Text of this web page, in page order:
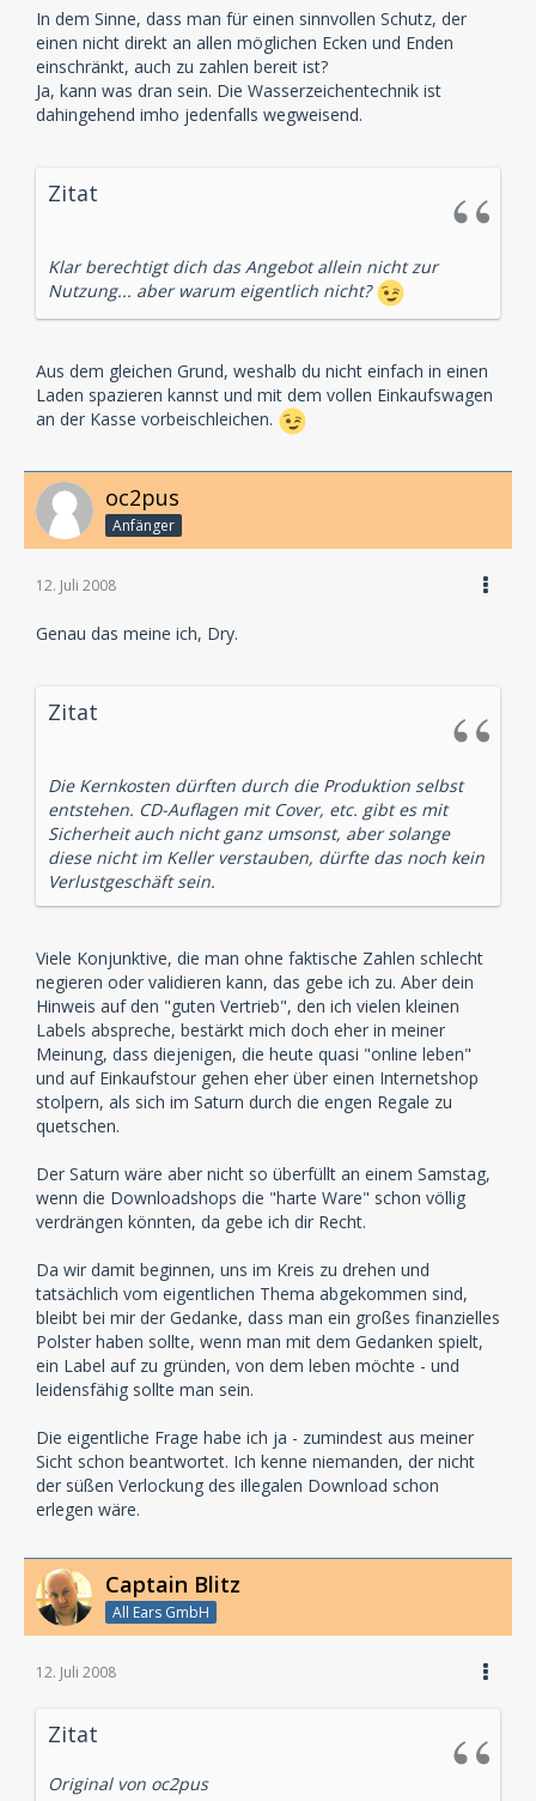
In dem Sinne, dass man für einen sinnvollen Schutz, der
einen nicht direkt an allen möglichen Ecken und Enden
einschränkt, auch zu zahlen bereit ist?
Ja, kann was dran sein. Die Wasserzeichentechnik ist
dahingehend imho jedenfalls wegweisend.
Zitat
Klar berechtigt dich das Angebot allein nicht zur
Nutzung... aber warum eigentlich nicht?
Aus dem gleichen Grund, weshalb du nicht einfach in einen
Laden spazieren kannst und mit dem vollen Einkaufswagen
an der Kasse vorbeischleichen.
oc2pus
Anfänger
12. Juli 2008
Genau das meine ich, Dry.
Zitat
Die Kernkosten dürften durch die Produktion selbst
entstehen. CD-Auflagen mit Cover, etc. gibt es mit
Sicherheit auch nicht ganz umsonst, aber solange
diese nicht im Keller verstauben, dürfte das noch kein
Verlustgeschäft sein.
Viele Konjunktive, die man ohne faktische Zahlen schlecht
negieren oder validieren kann, das gebe ich zu. Aber dein
Hinweis auf den "guten Vertrieb", den ich vielen kleinen
Labels abspreche, bestärkt mich doch eher in meiner
Meinung, dass diejenigen, die heute quasi "online leben"
und auf Einkaufstour gehen eher über einen Internetshop
stolpern, als sich im Saturn durch die engen Regale zu
quetschen.
Der Saturn wäre aber nicht so überfüllt an einem Samstag,
wenn die Downloadshops die "harte Ware" schon völlig
verdrängen könnten, da gebe ich dir Recht.
Da wir damit beginnen, uns im Kreis zu drehen und
tatsächlich vom eigentlichen Thema abgekommen sind,
bleibt bei mir der Gedanke, dass man ein großes finanzielles
Polster haben sollte, wenn man mit dem Gedanken spielt,
ein Label auf zu gründen, von dem leben möchte - und
leidensfähig sollte man sein.
Die eigentliche Frage habe ich ja - zumindest aus meiner
Sicht schon beantwortet. Ich kenne niemanden, der nicht
der süßen Verlockung des illegalen Download schon
erlegen wäre.
Captain Blitz
All Ears GmbH
12. Juli 2008
Zitat
Original von oc2pus